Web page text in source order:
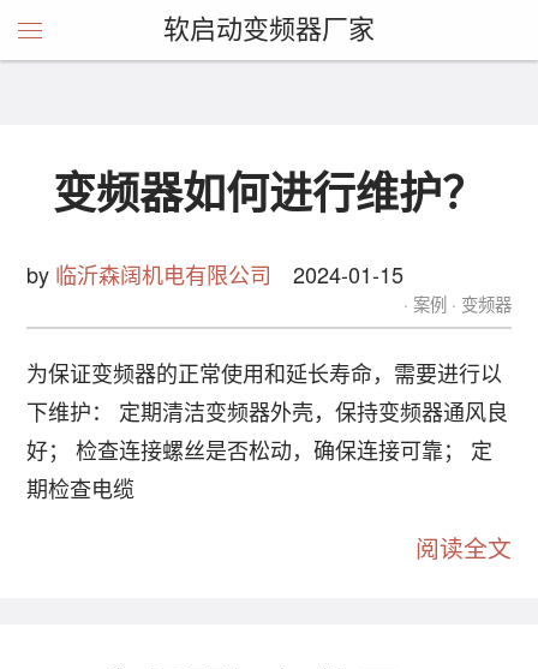
软启动变频器厂家
变频器如何进行维护？
by 临沂森阔机电有限公司 2024-01-15
案例 变频器
为保证变频器的正常使用和延长寿命，需要进行以
下维护： 定期清洁变频器外壳，保持变频器通风良
好； 检查连接螺丝是否松动，确保连接可靠； 定
期检查电缆
阅读全文